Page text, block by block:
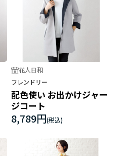
花人日和
フレンドリー
配色使い お出かけジャー
ジコート
8,789円